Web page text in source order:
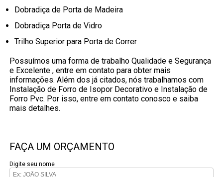
Dobradiça de Porta de Madeira
Dobradiça Porta de Vidro
Trilho Superior para Porta de Correr
Possuímos uma forma de trabalho Qualidade e Segurança
e Excelente , entre em contato para obter mais
informações. Além dos já citados, nós trabalhamos com
Instalação de Forro de Isopor Decorativo e Instalação de
Forro Pvc. Por isso, entre em contato conosco e saiba
mais detalhes.
FAÇA UM ORÇAMENTO
Digite seu nome